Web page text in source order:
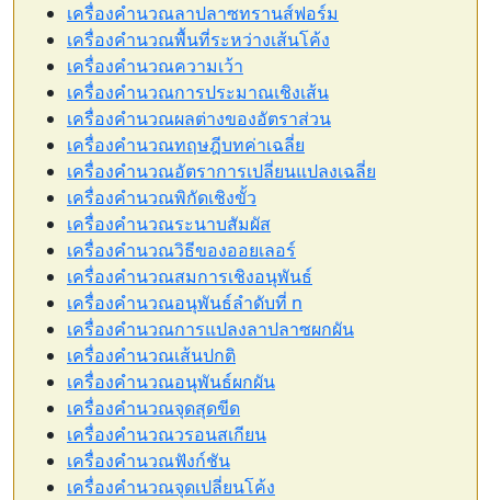
เครื่องคำนวณลาปลาซทรานส์ฟอร์ม
เครื่องคำนวณพื้นที่ระหว่างเส้นโค้ง
เครื่องคำนวณความเว้า
เครื่องคำนวณการประมาณเชิงเส้น
เครื่องคำนวณผลต่างของอัตราส่วน
เครื่องคำนวณทฤษฎีบทค่าเฉลี่ย
เครื่องคำนวณอัตราการเปลี่ยนแปลงเฉลี่ย
เครื่องคำนวณพิกัดเชิงขั้ว
เครื่องคำนวณระนาบสัมผัส
เครื่องคำนวณวิธีของออยเลอร์
เครื่องคำนวณสมการเชิงอนุพันธ์
เครื่องคำนวณอนุพันธ์ลำดับที่ n
เครื่องคำนวณการแปลงลาปลาซผกผัน
เครื่องคำนวณเส้นปกติ
เครื่องคำนวณอนุพันธ์ผกผัน
เครื่องคำนวณจุดสุดขีด
เครื่องคำนวณวรอนสเกียน
เครื่องคำนวณฟังก์ชัน
เครื่องคำนวณจุดเปลี่ยนโค้ง